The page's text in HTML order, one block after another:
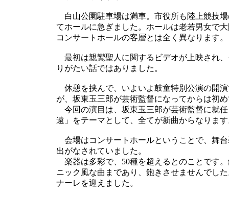
白山公園駐車場は満車。市役所も陸上競技
てホールに急ぎました。ホールは老若男女で
コンサートホールの客層とは全く異なります。
最初は親鸞聖人に関するビデオが上映され
りがたい話ではありました。
休憩を挟んで、いよいよ鼓童特別公演の開
が、坂東玉三郎が芸術監督になってからは初
今回の演目は、坂東玉三郎が芸術監督に就
遠」をテーマとして、全てが新曲からなりま
会場はコンサートホールということで、舞
出がなされていました。
楽器は多彩で、50種を超えるとのことです
ニック風な曲まであり、飽きさせませんでし
ナーレを迎えました。